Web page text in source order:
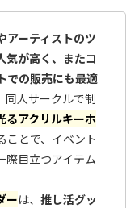
アーティストのツ
気が高く、またコ
での販売にも最適
同人サークルで制
るアクリルキーホ
ことで、イベント
際目立つアイテム
ーは、 推し活グッ